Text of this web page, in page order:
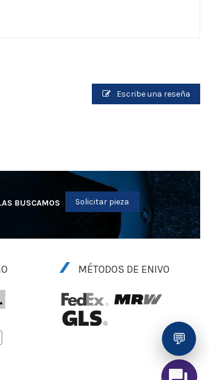
Escribe una reseña
BUSCAMOS Solicitar pieza
MÉTODOS DE ENIVO
💬